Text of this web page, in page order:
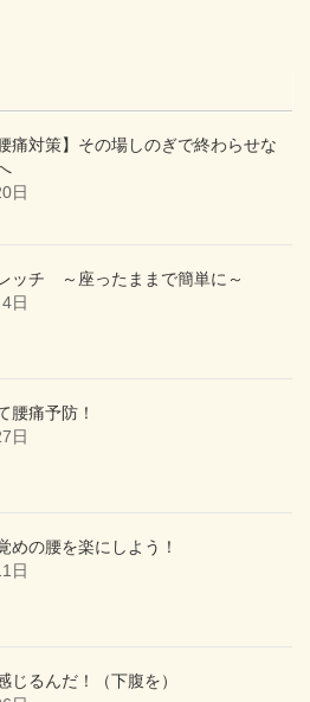
痛対策】その場しのぎで終わらせな
日
ッチ ～座ったままで簡単に～
日
腰痛予防！
日
めの腰を楽にしよう！
日
じるんだ！（下腹を）